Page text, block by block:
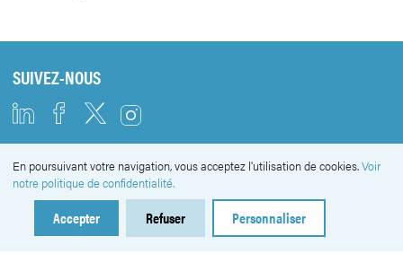
SUIVEZ-NOUS
NEWSLETTER
En poursuivant votre navigation, vous acceptez l'utilisation de cookies.Voir
notre politique de confidentialité.
Accepter Refuser Personnaliser